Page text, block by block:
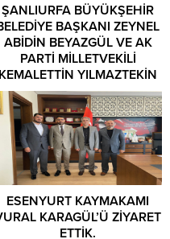
ŞANLIURFA BÜYÜKŞEHİR
BAŞKANI ZEYNEL
ABİDİN BEYAZGÜL VE AK
PARTİ MİLLETVEKİLİ
KEMALETTİN YILMAZTEKİN
ZİYARETİ
ESENYURT KAYMAKAMI
KARAGÜL’Ü ZİYARET
ETTİK.